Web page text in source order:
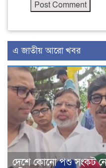
এ জাতীয় আরো খবর
দেশে কোনো পশু সংকট